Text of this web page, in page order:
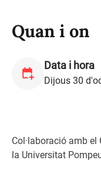
Quan i on
Data i hora
Dijous 30
Col·laboració amb
la Universitat